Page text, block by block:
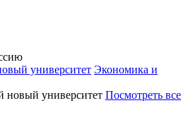
университет Экономика и
Посмотреть все